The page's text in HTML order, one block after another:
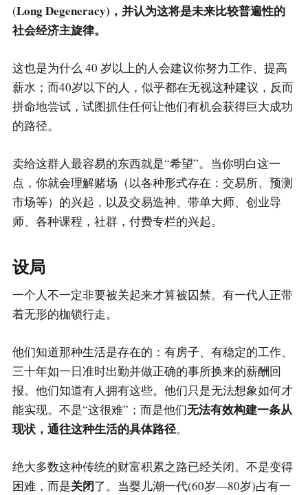
(Long Degeneracy)，并认为这将是未来比较普遍性的
社会经济主旋律。
这也是为什么 40 岁以上的人会建议你努力工作、提高
薪水；而40岁以下的人，似乎都在无视这种建议，反而
拼命地尝试，试图抓住任何让他们有机会获得巨大成功
的路径。
卖给这群人最容易的东西就是“希望”。当你明白这一
点，你就会理解赌场（以各种形式存在：交易所、预测
市场等）的兴起，以及交易造神、带单大师、创业导
师、各种课程，社群，付费专栏的兴起。
设局
一个人不一定非要被关起来才算被囚禁。有一代人正带
着无形的枷锁行走。
他们知道那种生活是存在的：有房子、有稳定的工作、
三十年如一日准时出勤并做正确的事所换来的薪酬回
报。他们知道有人拥有这些。他们只是无法想象如何才
能实现。不是“这很难”；而是他们无法有效构建一条从
现状，通往这种生活的具体路径。
绝大多数这种传统的财富积累之路已经关闭。不是变得
困难，而是关闭了。当婴儿潮一代(60岁—80岁)占有一